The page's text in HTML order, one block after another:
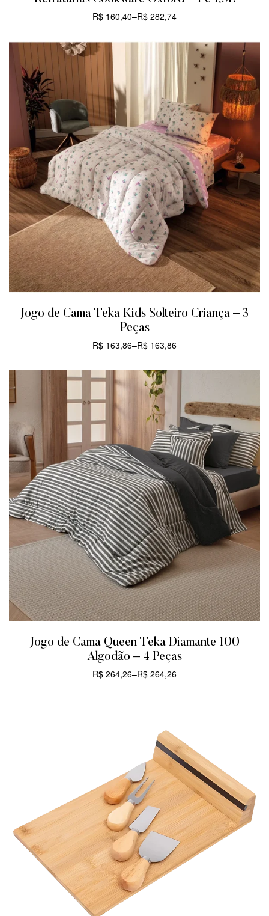
R$ 160,40–R$ 282,74
Jogo de Cama Teka Kids Solteiro Criança – 3
Peças
R$ 163,86–R$ 163,86
Jogo de Cama Queen Teka Diamante 100
Algodão – 4 Peças
R$ 264,26–R$ 264,26